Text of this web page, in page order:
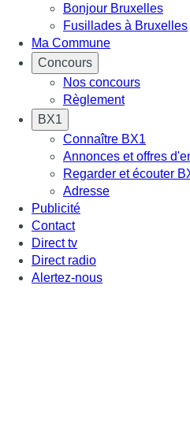
Bonjour Bruxelles
Fusillades à Bruxelles
Ma Commune
Concours
Nos concours
Règlement
BX1
Connaître BX1
Annonces et offres
Regarder et écouter
Adresse
Publicité
Contact
Direct tv
Direct radio
Alertez-nous